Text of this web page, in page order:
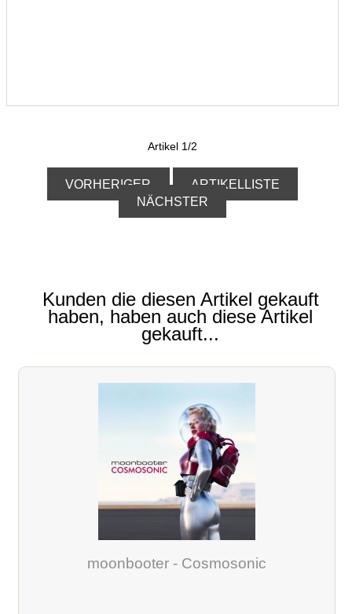
Artikel 1/2
VORHERIGER
ARTIKELLISTE
NÄCHSTER
Kunden die diesen Artikel gekauft
haben, haben auch diese Artikel
gekauft...
moonbooter - Cosmosonic